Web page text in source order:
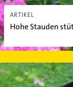
ARTIKEL
Hohe Stauden
Feuertonne: Für